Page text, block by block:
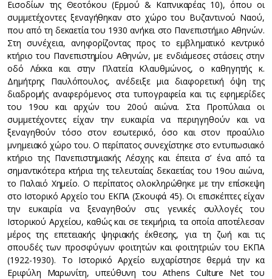
Εισοδίων της Θεοτόκου (Ερμού & Καπνικαρέας 10), όπου οι
συμμετέχοντες ξεναγήθηκαν στο χώρο του Βυζαντινού Ναού,
που από τη δεκαετία του 1930 ανήκει στο Πανεπιστήμιο Αθηνών.
Στη συνέχεια, ανηφορίζοντας προς το εμβληματικό κεντρικό
κτήριο του Πανεπιστημίου Αθηνών, με ενδιάμεσες στάσεις στην
οδό Λέκκα και στην Πλατεία Κλαυθμώνος, ο καθηγητής κ.
Δημήτρης Παυλόπουλος, ανέδειξε μια διαφορετική όψη της
διαδρομής αναφερόμενος στα τυπογραφεία και τις εφημερίδες
του 19ου και αρχών του 20ού αιώνα. Στα Προπύλαια οι
συμμετέχοντες είχαν την ευκαιρία να περιηγηθούν και να
ξεναγηθούν τόσο στον εσωτερικό, όσο και στον προαύλιο
μνημειακό χώρο του. Ο περίπατος συνεχίστηκε στο εντυπωσιακό
κτήριο της Πανεπιστημιακής Λέσχης και έπειτα σ’ ένα από τα
σημαντικότερα κτήρια της τελευταίας δεκαετίας του 19ου αιώνα,
το Παλαιό Χημείο. Ο περίπατος ολοκληρώθηκε με την επίσκεψη
στο Ιστορικό Αρχείο του ΕΚΠΑ (Σκουφά 45). Οι επισκέπτες είχαν
την ευκαιρία να ξεναγηθούν στις γενικές συλλογές του
Ιστορικού Αρχείου, καθώς και σε τεκμήρια, τα οποία αποτέλεσαν
μέρος της επετειακής ψηφιακής έκθεσης, για τη ζωή και τις
σπουδές των προσφύγων φοιτητών και φοιτητριών του ΕΚΠΑ
(1922-1930). Το Ιστορικό Αρχείο ευχαρίστησε θερμά την κα
Εριφύλη Μαρωνίτη, υπεύθυνη του Athens Culture Net του